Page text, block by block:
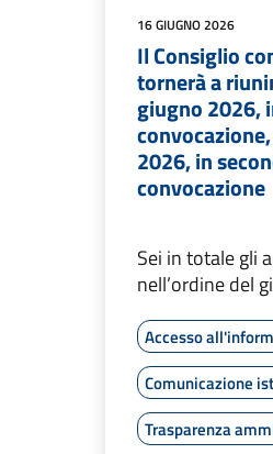
16 GIUGNO 2026
Il Consiglio
tornerà a
giugno 2026,
2026, in
convocazione
Sei in totale gli
nell’ordine del
Accesso
Comunicazione
Trasparenza